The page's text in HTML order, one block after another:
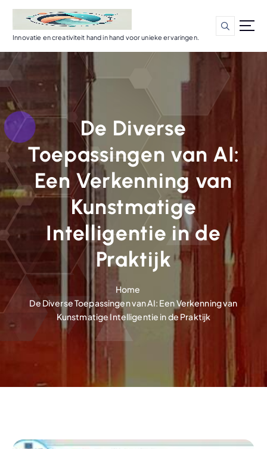
d
n
d
Innovatie en creativiteit hand in hand voor unieke ervaringen.
De Diverse
Toepassingen van AI:
Een Verkenning van
Kunstmatige
Intelligentie in de
Praktijk
Home
De Diverse Toepassingen van AI: Een Verkenning van
Kunstmatige Intelligentie in de Praktijk